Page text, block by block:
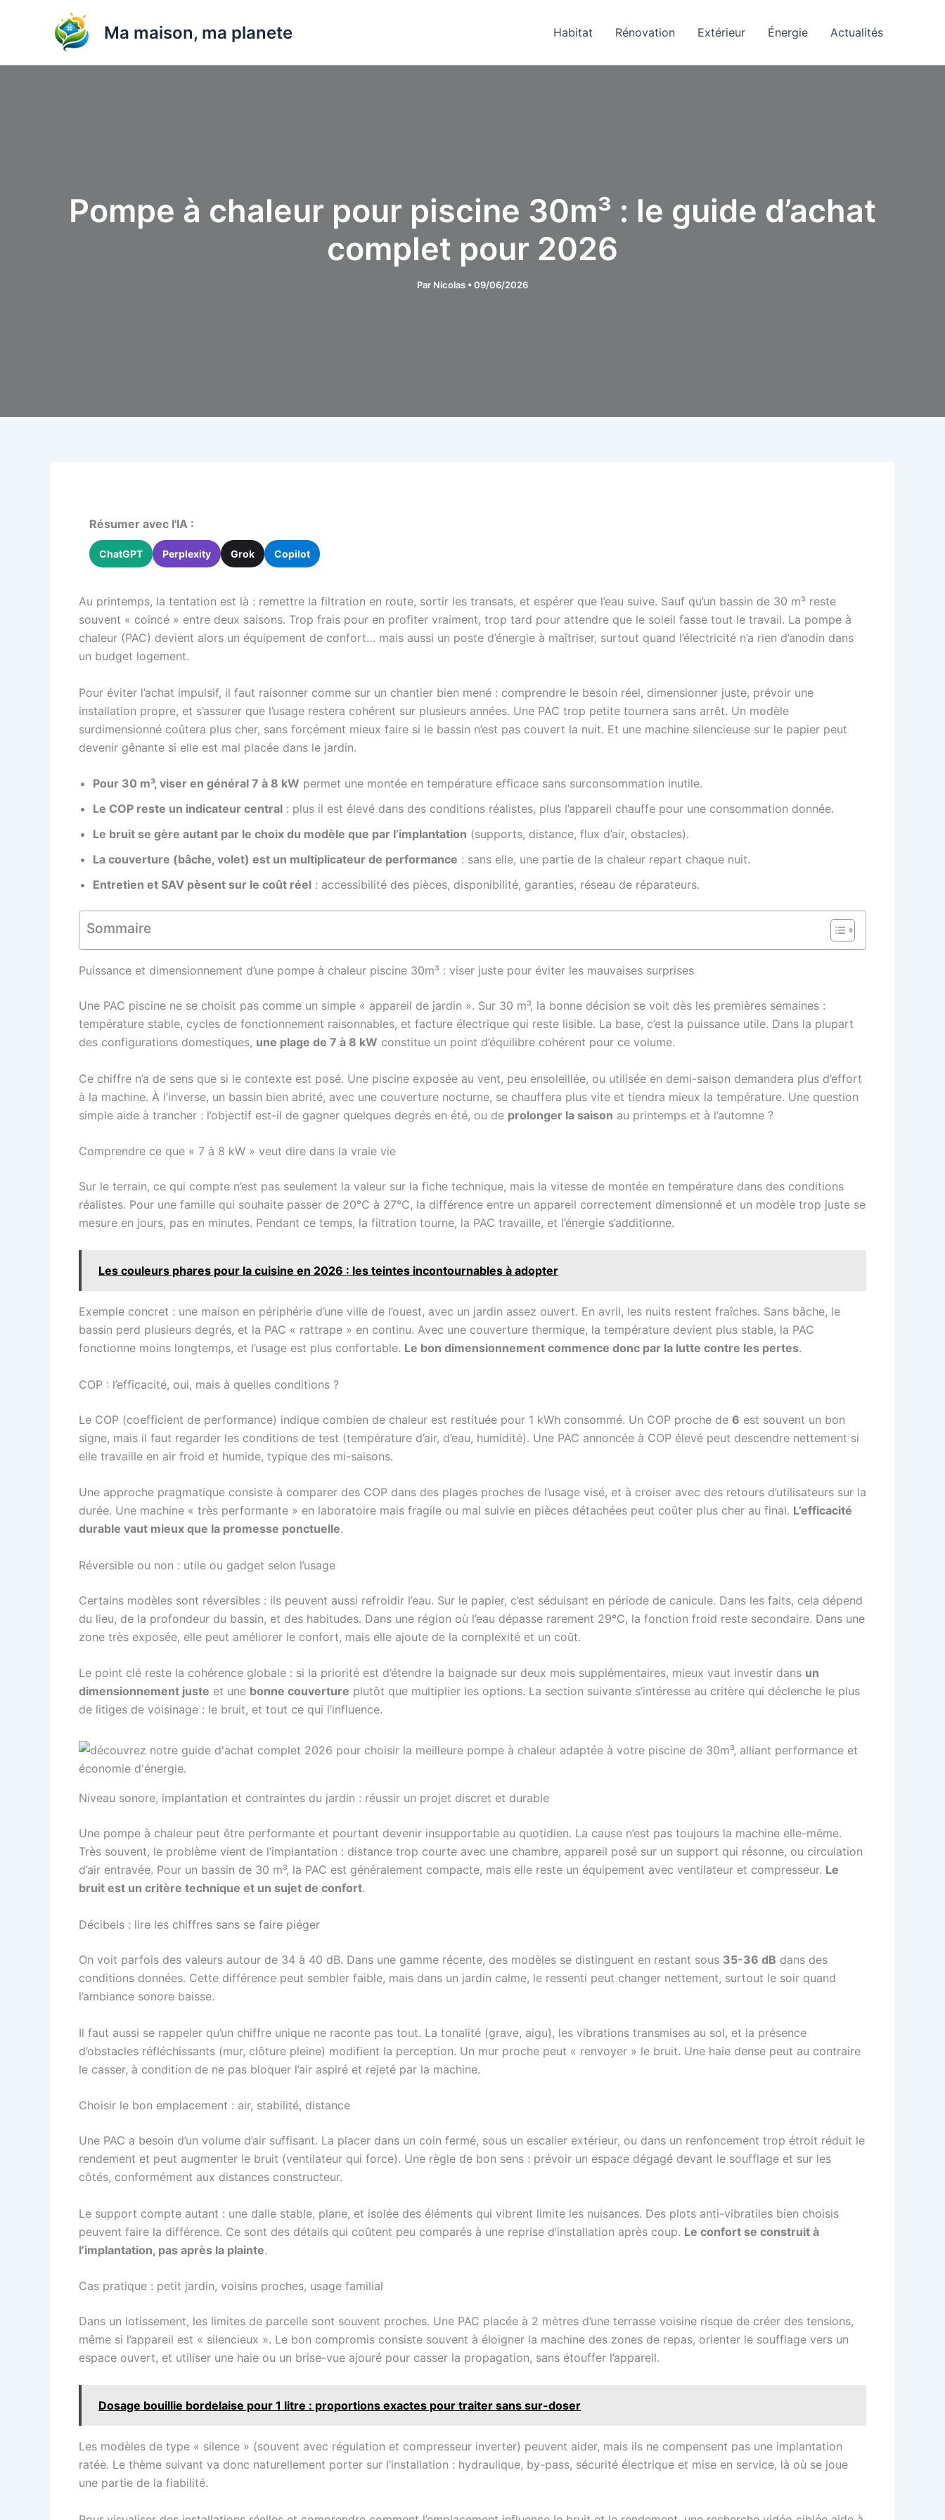
Ma maison, ma planete Habitat Rénovation Extérieur Énergie Actualités
Pompe à chaleur pour piscine 30m³ : le guide d’achat
complet pour 2026
Par Nicolas •09/06/2026
Résumer avec l'IA :
ChatGPT Perplexity Grok Copilot
Au printemps, la tentation est là : remettre la filtration en route, sortir les transats, et espérer que l’eau suive. Sauf qu’un bassin de 30 m³ reste
souvent « coincé » entre deux saisons. Trop frais pour en profiter vraiment, trop tard pour attendre que le soleil fasse tout le travail. La pompe à
chaleur (PAC) devient alors un équipement de confort… mais aussi un poste d’énergie à maîtriser, surtout quand l’électricité n’a rien d’anodin dans
un budget logement.
Pour éviter l’achat impulsif, il faut raisonner comme sur un chantier bien mené : comprendre le besoin réel, dimensionner juste, prévoir une
installation propre, et s’assurer que l’usage restera cohérent sur plusieurs années. Une PAC trop petite tournera sans arrêt. Un modèle
surdimensionné coûtera plus cher, sans forcément mieux faire si le bassin n’est pas couvert la nuit. Et une machine silencieuse sur le papier peut
devenir gênante si elle est mal placée dans le jardin.
Pour 30 m³, viser en général 7 à 8 kW permet une montée en température efficace sans surconsommation inutile.
Le COP reste un indicateur central : plus il est élevé dans des conditions réalistes, plus l’appareil chauffe pour une consommation donnée.
Le bruit se gère autant par le choix du modèle que par l’implantation (supports, distance, flux d’air, obstacles).
La couverture (bâche, volet) est un multiplicateur de performance : sans elle, une partie de la chaleur repart chaque nuit.
Entretien et SAV pèsent sur le coût réel : accessibilité des pièces, disponibilité, garanties, réseau de réparateurs.
Sommaire
Puissance et dimensionnement d’une pompe à chaleur piscine 30m³ : viser juste pour éviter les mauvaises surprises
Une PAC piscine ne se choisit pas comme un simple « appareil de jardin ». Sur 30 m³, la bonne décision se voit dès les premières semaines :
température stable, cycles de fonctionnement raisonnables, et facture électrique qui reste lisible. La base, c’est la puissance utile. Dans la plupart
des configurations domestiques, une plage de 7 à 8 kW constitue un point d’équilibre cohérent pour ce volume.
Ce chiffre n’a de sens que si le contexte est posé. Une piscine exposée au vent, peu ensoleillée, ou utilisée en demi-saison demandera plus d’effort
à la machine. À l’inverse, un bassin bien abrité, avec une couverture nocturne, se chauffera plus vite et tiendra mieux la température. Une question
simple aide à trancher : l’objectif est-il de gagner quelques degrés en été, ou de prolonger la saison au printemps et à l’automne ?
Comprendre ce que « 7 à 8 kW » veut dire dans la vraie vie
Sur le terrain, ce qui compte n’est pas seulement la valeur sur la fiche technique, mais la vitesse de montée en température dans des conditions
réalistes. Pour une famille qui souhaite passer de 20°C à 27°C, la différence entre un appareil correctement dimensionné et un modèle trop juste se
mesure en jours, pas en minutes. Pendant ce temps, la filtration tourne, la PAC travaille, et l’énergie s’additionne.
Les couleurs phares pour la cuisine en 2026 : les teintes incontournables à adopter
Exemple concret : une maison en périphérie d’une ville de l’ouest, avec un jardin assez ouvert. En avril, les nuits restent fraîches. Sans bâche, le
bassin perd plusieurs degrés, et la PAC « rattrape » en continu. Avec une couverture thermique, la température devient plus stable, la PAC
fonctionne moins longtemps, et l’usage est plus confortable. Le bon dimensionnement commence donc par la lutte contre les pertes.
COP : l’efficacité, oui, mais à quelles conditions ?
Le COP (coefficient de performance) indique combien de chaleur est restituée pour 1 kWh consommé. Un COP proche de 6 est souvent un bon
signe, mais il faut regarder les conditions de test (température d’air, d’eau, humidité). Une PAC annoncée à COP élevé peut descendre nettement si
elle travaille en air froid et humide, typique des mi-saisons.
Une approche pragmatique consiste à comparer des COP dans des plages proches de l’usage visé, et à croiser avec des retours d’utilisateurs sur la
durée. Une machine « très performante » en laboratoire mais fragile ou mal suivie en pièces détachées peut coûter plus cher au final. L’efficacité
durable vaut mieux que la promesse ponctuelle.
Réversible ou non : utile ou gadget selon l’usage
Certains modèles sont réversibles : ils peuvent aussi refroidir l’eau. Sur le papier, c’est séduisant en période de canicule. Dans les faits, cela dépend
du lieu, de la profondeur du bassin, et des habitudes. Dans une région où l’eau dépasse rarement 29°C, la fonction froid reste secondaire. Dans une
zone très exposée, elle peut améliorer le confort, mais elle ajoute de la complexité et un coût.
Le point clé reste la cohérence globale : si la priorité est d’étendre la baignade sur deux mois supplémentaires, mieux vaut investir dans un
dimensionnement juste et une bonne couverture plutôt que multiplier les options. La section suivante s’intéresse au critère qui déclenche le plus
de litiges de voisinage : le bruit, et tout ce qui l’influence.
Niveau sonore, implantation et contraintes du jardin : réussir un projet discret et durable
Une pompe à chaleur peut être performante et pourtant devenir insupportable au quotidien. La cause n’est pas toujours la machine elle-même.
Très souvent, le problème vient de l’implantation : distance trop courte avec une chambre, appareil posé sur un support qui résonne, ou circulation
d’air entravée. Pour un bassin de 30 m³, la PAC est généralement compacte, mais elle reste un équipement avec ventilateur et compresseur. Le
bruit est un critère technique et un sujet de confort.
Décibels : lire les chiffres sans se faire piéger
On voit parfois des valeurs autour de 34 à 40 dB. Dans une gamme récente, des modèles se distinguent en restant sous 35-36 dB dans des
conditions données. Cette différence peut sembler faible, mais dans un jardin calme, le ressenti peut changer nettement, surtout le soir quand
l’ambiance sonore baisse.
Il faut aussi se rappeler qu’un chiffre unique ne raconte pas tout. La tonalité (grave, aigu), les vibrations transmises au sol, et la présence
d’obstacles réfléchissants (mur, clôture pleine) modifient la perception. Un mur proche peut « renvoyer » le bruit. Une haie dense peut au contraire
le casser, à condition de ne pas bloquer l’air aspiré et rejeté par la machine.
Choisir le bon emplacement : air, stabilité, distance
Une PAC a besoin d’un volume d’air suffisant. La placer dans un coin fermé, sous un escalier extérieur, ou dans un renfoncement trop étroit réduit le
rendement et peut augmenter le bruit (ventilateur qui force). Une règle de bon sens : prévoir un espace dégagé devant le soufflage et sur les
côtés, conformément aux distances constructeur.
Le support compte autant : une dalle stable, plane, et isolée des éléments qui vibrent limite les nuisances. Des plots anti-vibratiles bien choisis
peuvent faire la différence. Ce sont des détails qui coûtent peu comparés à une reprise d’installation après coup. Le confort se construit à
l’implantation, pas après la plainte.
Cas pratique : petit jardin, voisins proches, usage familial
Dans un lotissement, les limites de parcelle sont souvent proches. Une PAC placée à 2 mètres d’une terrasse voisine risque de créer des tensions,
même si l’appareil est « silencieux ». Le bon compromis consiste souvent à éloigner la machine des zones de repas, orienter le soufflage vers un
espace ouvert, et utiliser une haie ou un brise-vue ajouré pour casser la propagation, sans étouffer l’appareil.
Dosage bouillie bordelaise pour 1 litre : proportions exactes pour traiter sans sur-doser
Les modèles de type « silence » (souvent avec régulation et compresseur inverter) peuvent aider, mais ils ne compensent pas une implantation
ratée. Le thème suivant va donc naturellement porter sur l’installation : hydraulique, by-pass, sécurité électrique et mise en service, là où se joue
une partie de la fiabilité.